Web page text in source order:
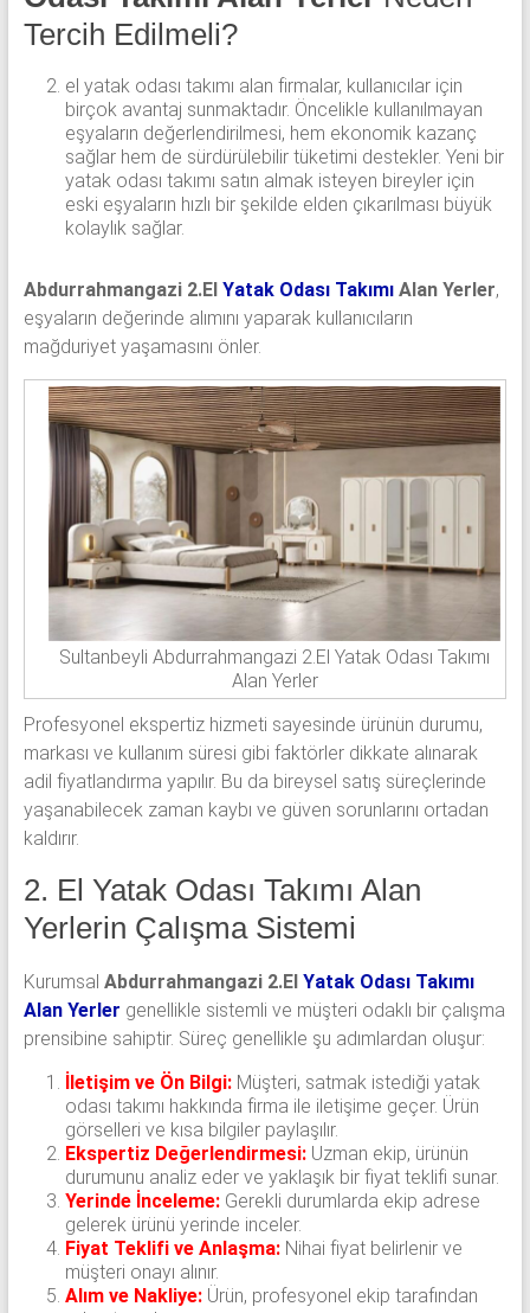
Tercih Edilmeli?
el yatak odası takımı alan firmalar, kullanıcılar için
birçok avantaj sunmaktadır. Öncelikle kullanılmayan
eşyaların değerlendirilmesi, hem ekonomik kazanç
sağlar hem de sürdürülebilir tüketimi destekler. Yeni bir
yatak odası takımı satın almak isteyen bireyler için
eski eşyaların hızlı bir şekilde elden çıkarılması büyük
kolaylık sağlar.
Abdurrahmangazi 2.El Yatak Odası TakımıAlan Yerler,
eşyaların değerinde alımını yaparak kullanıcıların
mağduriyet yaşamasını önler.
Sultanbeyli Abdurrahmangazi 2.El Yatak Odası Takımı
Alan Yerler
Profesyonel ekspertiz hizmeti sayesinde ürünün durumu,
markası ve kullanım süresi gibi faktörler dikkate alınarak
adil fiyatlandırma yapılır. Bu da bireysel satış süreçlerinde
yaşanabilecek zaman kaybı ve güven sorunlarını ortadan
kaldırır.
2. El Yatak Odası Takımı Alan
Yerlerin Çalışma Sistemi
Kurumsal Abdurrahmangazi 2.El Yatak Odası Takımı
Alan Yerler genellikle sistemli ve müşteri odaklı bir çalışma
prensibine sahiptir. Süreç genellikle şu adımlardan oluşur:
İletişim ve Ön Bilgi:Müşteri, satmak istediği yatak
odası takımı hakkında firma ile iletişime geçer. Ürün
görselleri ve kısa bilgiler paylaşılır.
Ekspertiz Değerlendirmesi:Uzman ekip, ürünün
durumunu analiz eder ve yaklaşık bir fiyat teklifi sunar.
Yerinde İnceleme:Gerekli durumlarda ekip adrese
gelerek ürünü yerinde inceler.
Fiyat Teklifi ve Anlaşma:Nihai fiyat belirlenir ve
müşteri onayı alınır.
Alım ve Nakliye:Ürün, profesyonel ekip tarafından